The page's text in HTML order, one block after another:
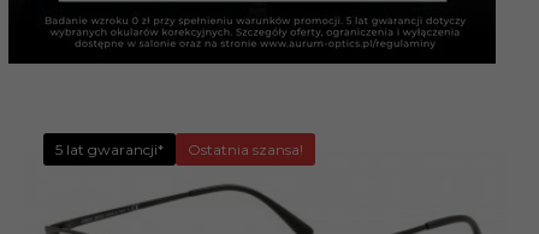
5 lat gwarancji* Ostatnia szansa!